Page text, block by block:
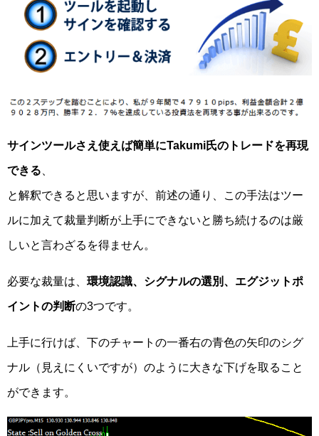
サインツールさえ使えば簡単にTakumi氏のトレードを再現
できる
と解釈できると思いますが、前述の通り、この手法はツー
ルに加えて裁量判断が上手にできないと勝ち続けるのは厳
しいと言わざるを得ません。
必要な裁量は、 環境認識、シグナルの選別、エグジットポ
イントの判断の3つです。
上手に行けば、下のチャートの一番右の青色の矢印のシグ
ナル（見えにくいですが）のように大きな下げを取ること
ができます。